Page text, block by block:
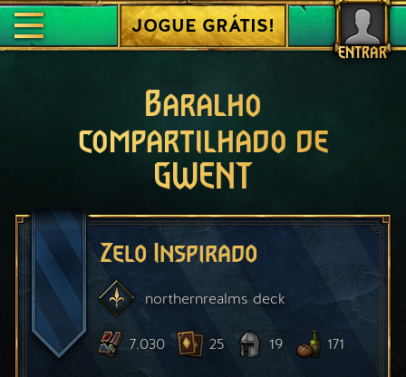
ENTRAR
JOGUE GRÁTIS!
Baralho
compartilhado de
GWENT
Zelo Inspirado
northernrealmsdeck
7.030 25 19 171